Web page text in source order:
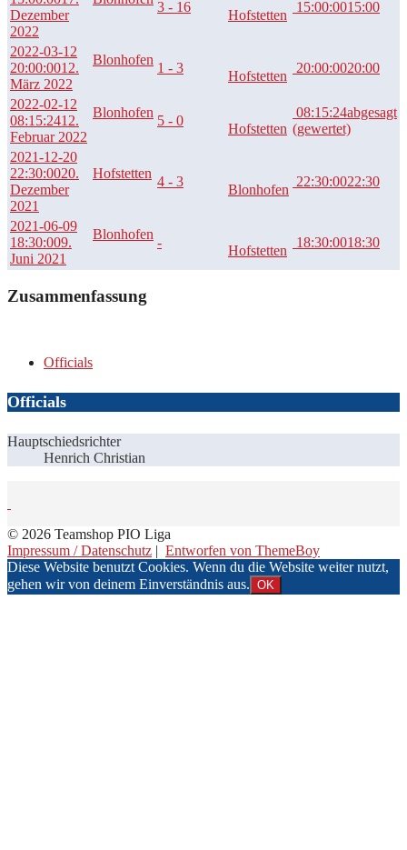
Dezember
2022
3 - 16
Hofstetten
15:00:0015:00
2022-03-12
20:00:0012.
März 2022
Blonhofen
1 - 3
Hofstetten
20:00:0020:00
2022-02-12
08:15:2412.
Februar 2022
Blonhofen
5 - 0
Hofstetten
08:15:24abgesagt
(gewertet)
2021-12-20
22:30:0020.
Dezember
2021
Hofstetten
4 - 3
Blonhofen
22:30:0022:30
2021-06-09
18:30:009.
Juni 2021
Blonhofen
-
Hofstetten
18:30:0018:30
Zusammenfassung
Officials
Officials
Hauptschiedsrichter
Henrich Christian
© 2026 Teamshop PIO Liga
Impressum / Datenschutz | Entworfen von ThemeBoy
Diese Website benutzt Cookies. Wenn du die Website weiter nutzt,
gehen wir von deinem Einverständnis aus. OK